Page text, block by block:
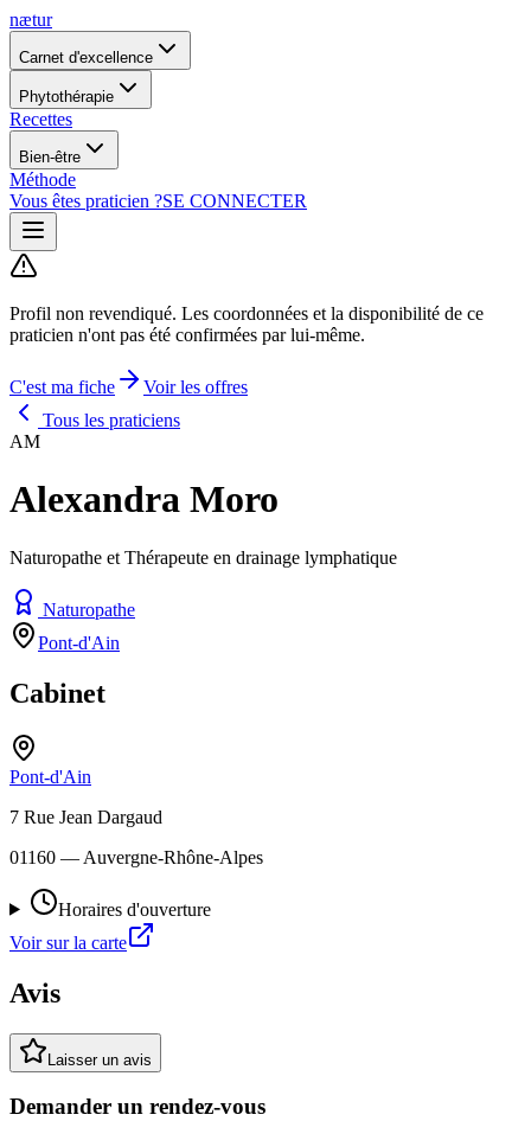
nætur
Carnet d'excellence
Phytothérapie
Recettes
Bien-être
Méthode
Vous êtes praticien ?SE CONNECTER
Profil non revendiqué. Les coordonnées et la disponibilité de ce
praticien n'ont pas été confirmées par lui-même.
C'est ma fiche
Voir les offres
Tous les praticiens
AM
Alexandra Moro
Naturopathe et Thérapeute en drainage lymphatique
Naturopathe
Pont-d'Ain
Cabinet
Pont-d'Ain
7 Rue Jean Dargaud
01160 — Auvergne-Rhône-Alpes
Horaires d'ouverture
Voir sur la carte
Avis
Laisser un avis
Demander un rendez-vous